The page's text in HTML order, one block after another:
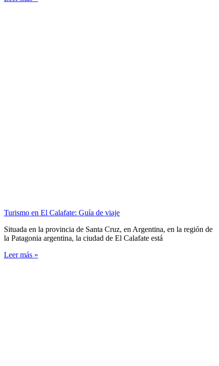
Turismo en El Calafate: Guía de viaje
Situada en la provincia de Santa Cruz, en Argentina, en la región de
la Patagonia argentina, la ciudad de El Calafate está
Leer más »